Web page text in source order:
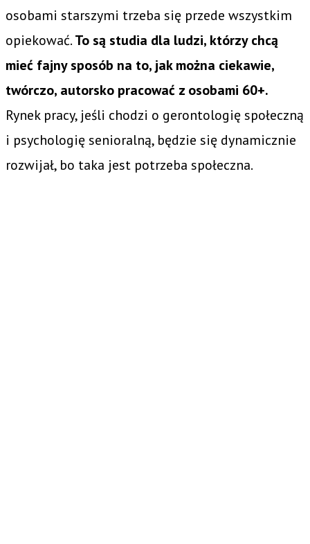
osobami starszymi trzeba się przede wszystkim
opiekować.To są studia dla ludzi, którzy chcą
mieć fajny sposób na to, jak można ciekawie,
twórczo, autorsko pracować z osobami 60+.
Rynek pracy, jeśli chodzi o gerontologię społeczną
i psychologię senioralną, będzie się dynamicznie
rozwijał, bo taka jest potrzeba społeczna.